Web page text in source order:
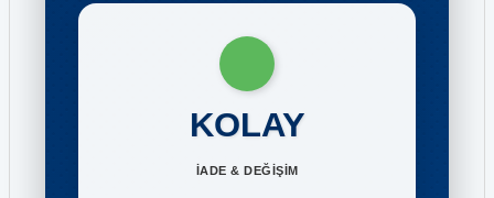
KOLAY
İADE & DEĞİŞİM